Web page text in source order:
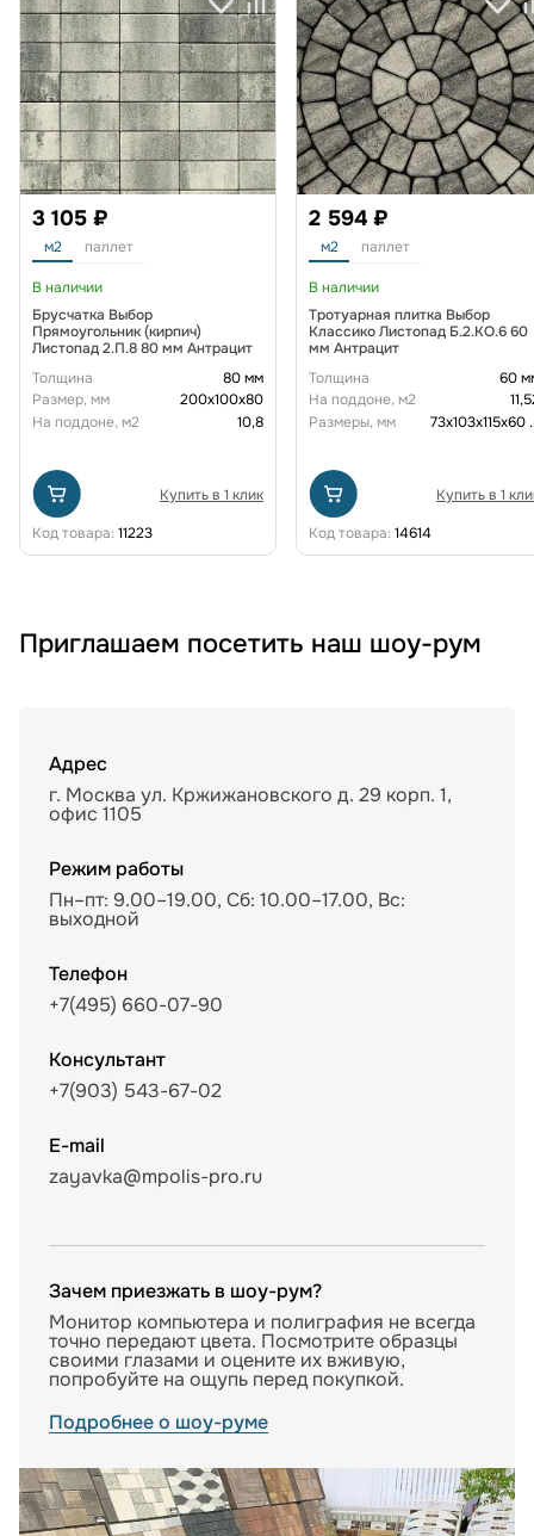
3 105 ₽
м2 паллет
В наличии
Брусчатка Выбор
Прямоугольник (кирпич)
Листопад 2.П.8 80 мм Антрацит
Толщина
80 мм
Размер, мм
200х100х80
На поддоне, м2
10,8
Купить в 1 клик
Код товара: 11223
2 594 ₽
м2 паллет
В наличии
Тротуарная плитка Выбор
Классико Листопад Б.2.КО.6 60
мм Антрацит
Толщина
60
На поддоне, м2
Размеры, мм
73х103х115х60
Купить в 1
Код товара: 14614
Приглашаем посетить наш шоу-рум
Адрес
г. Москва ул. Кржижановского д. 29 корп. 1,
офис 1105
Режим работы
Пн–пт: 9.00–19.00, Сб: 10.00–17.00, Вс:
выходной
Телефон
+7(495) 660-07-90
Консультант
+7(903) 543-67-02
E-mail
zayavka@mpolis-pro.ru
Зачем приезжать в шоу-рум?
Монитор компьютера и полиграфия не всегда
точно передают цвета. Посмотрите образцы
своими глазами и оцените их вживую,
попробуйте на ощупь перед покупкой.
Подробнее о шоу-руме